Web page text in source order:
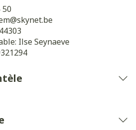
50
skynet.be
Ilse Seynaeve